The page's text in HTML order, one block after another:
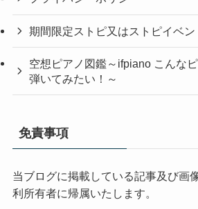
期間限定ストピ又はストピイベ
空想ピアノ図鑑～ifpiano こんな
弾いてみたい！～
免責事項
当ブログに掲載している記事及び画
利所有者に帰属いたします。